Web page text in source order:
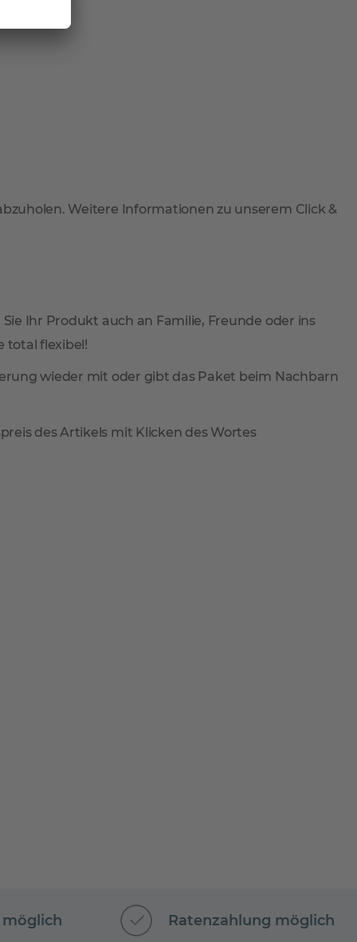
Weitere Informationen zu unserem Click &
Ihr Produkt auch an Familie, Freunde oder ins
total flexibel!
wieder mit oder gibt das Paket beim Nachbarn
des Artikels mit Klicken des Wortes
möglich Ratenzahlung möglich